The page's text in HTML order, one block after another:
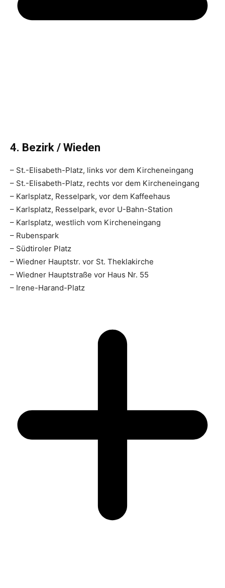
4. Bezirk / Wieden
– St.-Elisabeth-Platz, links vor dem Kircheneingang
– St.-Elisabeth-Platz, rechts vor dem Kircheneingang
– Karlsplatz, Resselpark, vor dem Kaffeehaus
– Karlsplatz, Resselpark, evor U-Bahn-Station
– Karlsplatz, westlich vom Kircheneingang
– Rubenspark
– Südtiroler Platz
– Wiedner Hauptstr. vor St. Theklakirche
– Wiedner Hauptstraße vor Haus Nr. 55
– Irene-Harand-Platz